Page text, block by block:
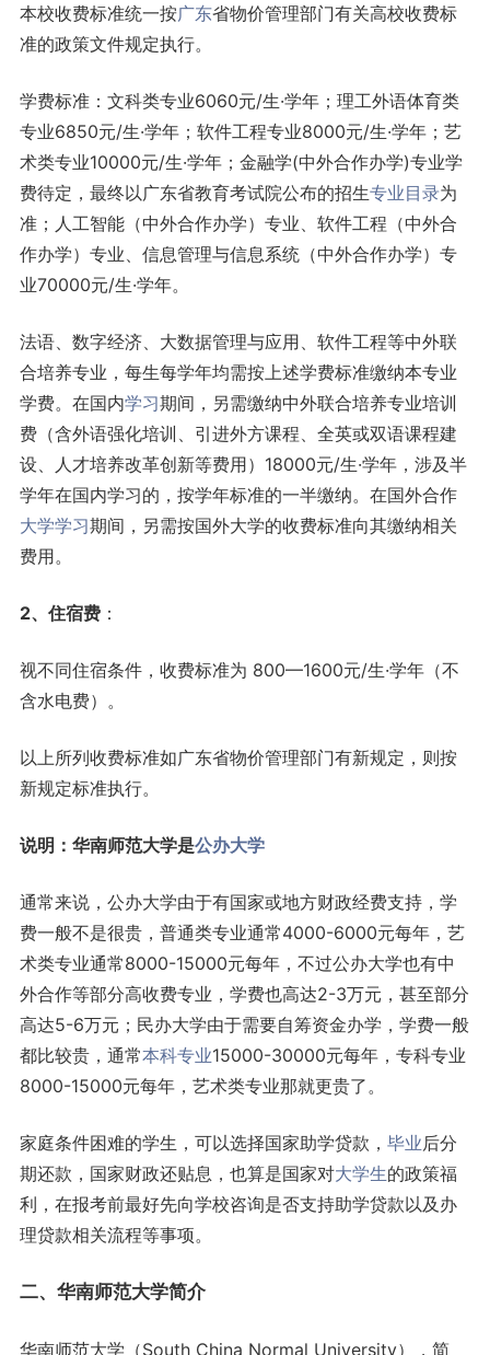
本校收费标准统一按广东省物价管理部门有关高校收费标
准的政策文件规定执行。
学费标准：文科类专业6060元/生·学年；理工外语体育类
专业6850元/生·学年；软件工程专业8000元/生·学年；艺
术类专业10000元/生·学年；金融学(中外合作办学)专业学
费待定，最终以广东省教育考试院公布的招生专业目录为
准；人工智能（中外合作办学）专业、软件工程（中外合
作办学）专业、信息管理与信息系统（中外合作办学）专
业70000元/生·学年。
法语、数字经济、大数据管理与应用、软件工程等中外联
合培养专业，每生每学年均需按上述学费标准缴纳本专业
学费。在国内学习期间，另需缴纳中外联合培养专业培训
费（含外语强化培训、引进外方课程、全英或双语课程建
设、人才培养改革创新等费用）18000元/生·学年，涉及半
学年在国内学习的，按学年标准的一半缴纳。在国外合作
大学学习期间，另需按国外大学的收费标准向其缴纳相关
费用。
2、住宿费：
视不同住宿条件，收费标准为 800—1600元/生·学年（不
含水电费）。
以上所列收费标准如广东省物价管理部门有新规定，则按
新规定标准执行。
说明：华南师范大学是公办大学
通常来说，公办大学由于有国家或地方财政经费支持，学
费一般不是很贵，普通类专业通常4000-6000元每年，艺
术类专业通常8000-15000元每年，不过公办大学也有中
外合作等部分高收费专业，学费也高达2-3万元，甚至部分
高达5-6万元；民办大学由于需要自筹资金办学，学费一般
都比较贵，通常本科专业15000-30000元每年，专科专业
8000-15000元每年，艺术类专业那就更贵了。
家庭条件困难的学生，可以选择国家助学贷款， 毕业后分
期还款，国家财政还贴息，也算是国家对大学生的政策福
利，在报考前最好先向学校咨询是否支持助学贷款以及办
理贷款相关流程等事项。
二、华南师范大学简介
华南师范大学（South China Normal University），简